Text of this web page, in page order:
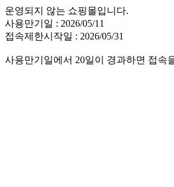
운영되지 않는 쇼핑몰입니다.
사용만기일 : 2026/05/11
접속제한시작일 : 2026/05/31
사용만기일에서 20일이 경과하면 접속